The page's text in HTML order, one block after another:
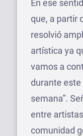
En ese
que, a partir
resolvió
artística ya
vamos a
durante este
semana”.
entre
comunidad